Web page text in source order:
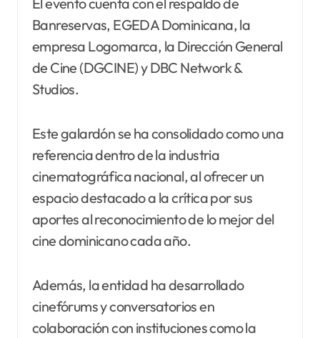
Banreservas, EGEDA Dominicana, la
empresa Logomarca, la Dirección General
de Cine (DGCINE) y DBC Network &
Studios.
Este galardón se ha consolidado como una
referencia dentro de la industria
cinematográfica nacional, al ofrecer un
espacio destacado a la crítica por sus
aportes al reconocimiento de lo mejor del
cine dominicano cada año.
Además, la entidad ha desarrollado
cinefórums y conversatorios en
colaboración con instituciones como la